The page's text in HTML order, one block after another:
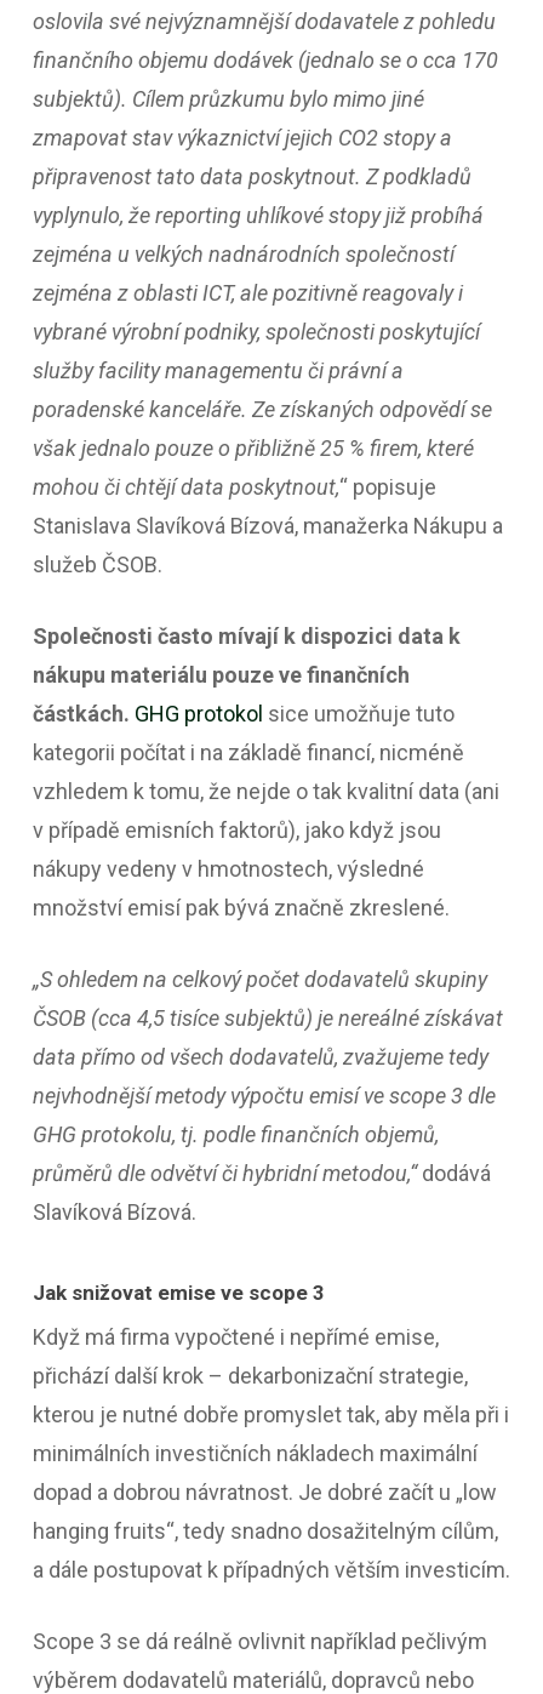
oslovila své nejvýznamnější dodavatele z pohledu
finančního objemu dodávek (jednalo se o cca 170
subjektů). Cílem průzkumu bylo mimo jiné
zmapovat stav výkaznictví jejich CO2stopy a
připravenost tato data poskytnout. Z podkladů
vyplynulo, že reporting uhlíkové stopy již probíhá
zejména u velkých nadnárodních společností
zejména z oblasti ICT, ale pozitivně reagovaly i
vybrané výrobní podniky, společnosti poskytující
služby facility managementu či právní a
poradenské kanceláře. Ze získaných odpovědí se
však jednalo pouze o přibližně 25 % firem, které
mohou či chtějí data poskytnout,“ popisuje
Stanislava Slavíková Bízová, manažerka Nákupu a
služeb ČSOB.
Společnosti často mívají k dispozici data k
nákupu materiálu pouze ve finančních
částkách. GHG protokol sice umožňuje tuto
kategorii počítat i na základě financí, nicméně
vzhledem k tomu, že nejde o tak kvalitní data (ani
v případě emisních faktorů), jako když jsou
nákupy vedeny v hmotnostech, výsledné
množství emisí pak bývá značně zkreslené.
„S ohledem na celkový počet dodavatelů skupiny
ČSOB (cca 4,5 tisíce subjektů) je nereálné získávat
data přímo od všech dodavatelů, zvažujeme tedy
nejvhodnější metody výpočtu emisí ve scope 3 dle
GHG protokolu, tj. podle finančních objemů,
průměrů dle odvětví či hybridní metodou,“dodává
Slavíková Bízová.
Jak snižovat emise ve scope 3
Když má firma vypočtené i nepřímé emise,
přichází další krok – dekarbonizační strategie,
kterou je nutné dobře promyslet tak, aby měla při i
minimálních investičních nákladech maximální
dopad a dobrou návratnost. Je dobré začít u „low
hanging fruits“, tedy snadno dosažitelným cílům,
a dále postupovat k případných větším investicím.
Scope 3 se dá reálně ovlivnit například pečlivým
výběrem dodavatelů materiálů, dopravců nebo